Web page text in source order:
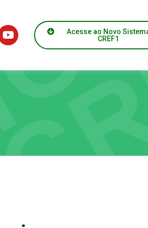
Acesse ao Novo
CREF1